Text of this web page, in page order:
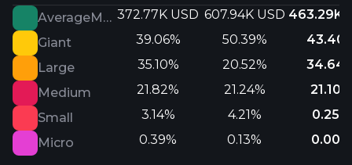
AverageMarketCap 372.77K USD 607.94K USD 463.29K
Giant
39.06% 50.39%
Large
35.10% 20.52%
Medium
21.82% 21.24%
21.10%
Small
3.14% 4.21%
0.25%
Micro
0.39% 0.13% 0.00%